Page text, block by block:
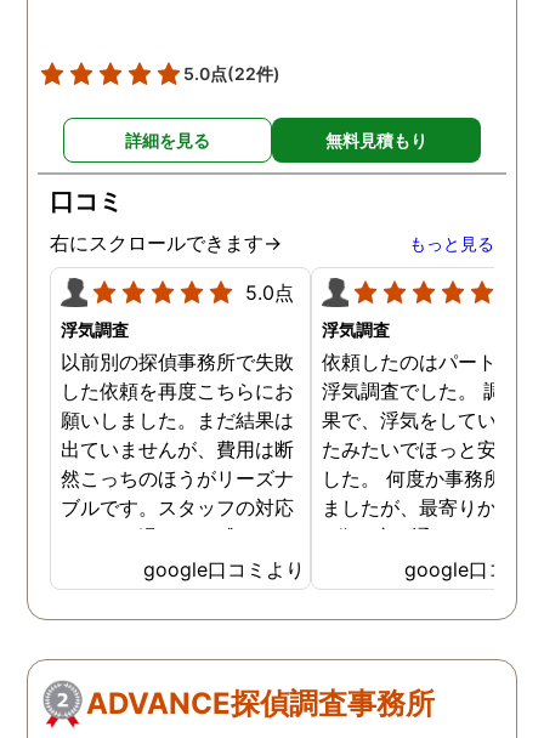
5.0点(22件)
詳細を見る 無料見積もり
口コミ
右にスクロールできます→ もっと見る
5.0点
浮気調査
以前別の探偵事務所で失敗
した依頼を再度こちらにお
願いしました。まだ結果は
出ていませんが、費用は断
然こっちのほうがリーズナ
ブルです。スタッフの対応
なんかも温かみを感じま
す。はじめからこちらにす
ればよかったです😢 …
google口コミより
浮気調査
依頼したのはパートナー
浮気調査でした。 調査
果で、浮気をしていなか
たみたいでほっと安心し
した。 何度か事務所に
ましたが、最寄りから徒
3分程度で通いやすかっ
google口コミ
ADVANCE探偵調査事務所